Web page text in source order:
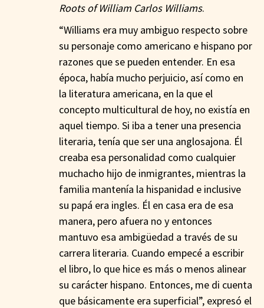
Roots of William Carlos Williams.
“Williams era muy ambiguo respecto sobre
su personaje como americano e hispano por
razones que se pueden entender. En esa
época, había mucho perjuicio, así como en
la literatura americana, en la que el
concepto multicultural de hoy, no existía en
aquel tiempo. Si iba a tener una presencia
literaria, tenía que ser una anglosajona. Él
creaba esa personalidad como cualquier
muchacho hijo de inmigrantes, mientras la
familia mantenía la hispanidad e inclusive
su papá era ingles. Él en casa era de esa
manera, pero afuera no y entonces
mantuvo esa ambigüedad a través de su
carrera literaria. Cuando empecé a escribir
el libro, lo que hice es más o menos alinear
su carácter hispano. Entonces, me di cuenta
que básicamente era superficial”, expresó el